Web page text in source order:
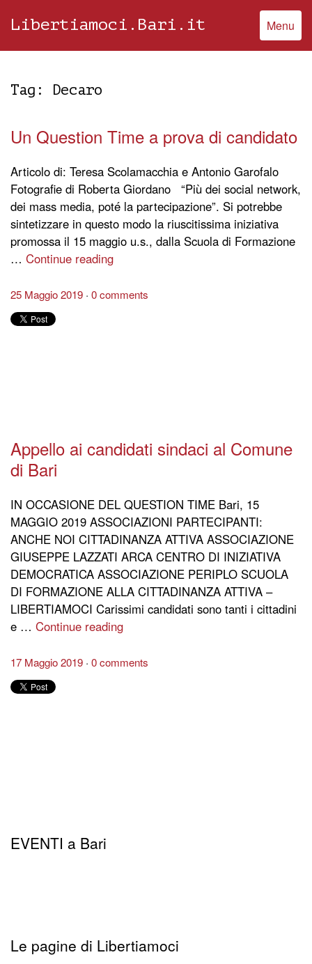
Libertiamoci.Bari.it Menu
Tag: Decaro
Un Question Time a prova di candidato
Articolo di: Teresa Scolamacchia e Antonio Garofalo
Fotografie di Roberta Giordano “Più dei social network,
dei mass media, poté la partecipazione”. Si potrebbe
sintetizzare in questo modo la riuscitissima iniziativa
promossa il 15 maggio u.s., dalla Scuola di Formazione
… Continue reading
25 Maggio 2019 0 comments
Appello ai candidati sindaci al Comune
di Bari
IN OCCASIONE DEL QUESTION TIME Bari, 15
MAGGIO 2019 ASSOCIAZIONI PARTECIPANTI:
ANCHE NOI CITTADINANZA ATTIVA ASSOCIAZIONE
GIUSEPPE LAZZATI ARCA CENTRO DI INIZIATIVA
DEMOCRATICA ASSOCIAZIONE PERIPLO SCUOLA
DI FORMAZIONE ALLA CITTADINANZA ATTIVA –
LIBERTIAMOCI Carissimi candidati sono tanti i cittadini
e … Continue reading
17 Maggio 2019 0 comments
EVENTI a Bari
Le pagine di Libertiamoci